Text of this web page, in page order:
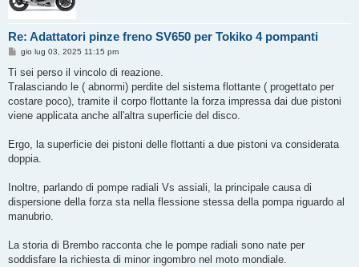
Re: Adattatori pinze freno SV650 per Tokiko 4 pompanti
M
s
a
g
i
gio lug 03, 2025 11:15 pm
Ti sei perso il vincolo di reazione.
Tralasciando le ( abnormi) perdite del sistema flottante ( progettato per
costare poco), tramite il corpo flottante la forza impressa dai due pistoni
viene applicata anche all'altra superficie del disco.
Ergo, la superficie dei pistoni delle flottanti a due pistoni va considerata
doppia.
Inoltre, parlando di pompe radiali Vs assiali, la principale causa di
dispersione della forza sta nella flessione stessa della pompa riguardo al
manubrio.
La storia di Brembo racconta che le pompe radiali sono nate per
soddisfare la richiesta di minor ingombro nel moto mondiale.